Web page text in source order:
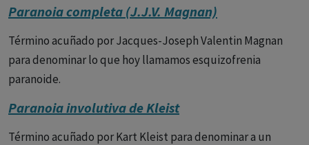
Paranoia completa (J.J.V. Magnan)
Término acuñado por Jacques-Joseph Valentin Magnan
para denominar lo que hoy llamamos esquizofrenia
paranoide.
Paranoia involutiva de Kleist
Término acuñado por Kart Kleist para denominar a un